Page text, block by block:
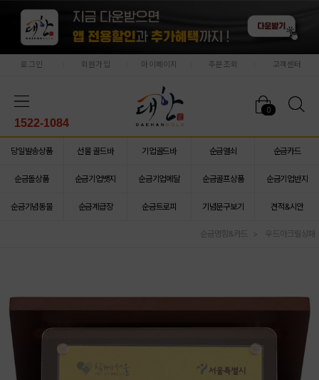
로그인 회원가입 마이페이지 주문조회 고객센터
0
1522-1084
당일발송상품 선물 골드바 기업골드바 순금열쇠 순금카드
순금돌상품 순금기업뱃지 순금기업메달 순금골프상품 순금기업반지
순금기념동물 순금계급장 순금트로피 기념문구보기 견적&시안
순금명함&카드 우드아크릴상패